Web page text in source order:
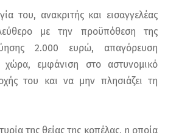
του, ανακριτής και εισαγγελέας
με την προϋπόθεση της
2.000 ευρώ, απαγόρευση
εμφάνιση στο αστυνομικό
του και να μην πλησιάζει τη
της θείας της κοπέλας, η οποία